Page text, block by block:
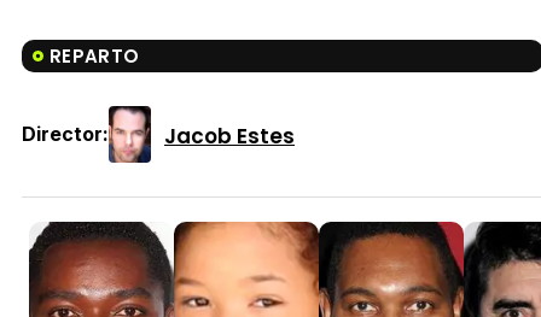
REPARTO
Director: Jacob Estes